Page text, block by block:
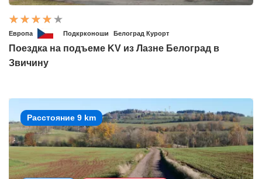
Европа Подкрконоши Белоград Курорт
Поездка на подъеме KV из Лазне Белоград в
Звичину
Расстояние 9 km